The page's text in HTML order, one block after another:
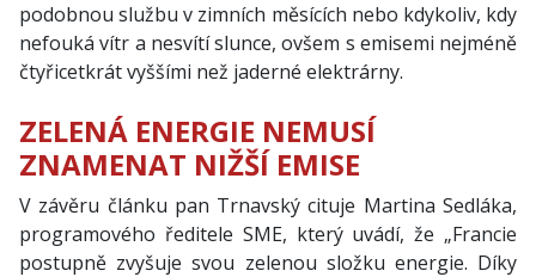
podobnou službu v zimních měsících nebo kdykoliv, kdy
nefouká vítr a nesvítí slunce, ovšem s emisemi nejméně
čtyřicetkrát vyššími než jaderné elektrárny.
ZELENÁ ENERGIE NEMUSÍ
ZNAMENAT NIŽŠÍ EMISE
V závěru článku pan Trnavský cituje Martina Sedláka,
programového ředitele SME, který uvádí, že „Francie
postupně zvyšuje svou zelenou složku energie. Díky